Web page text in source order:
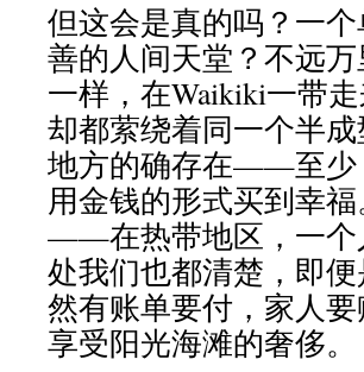
但这会是真的吗？一
善的人间天堂？不远
一样，在Waikiki一带
却都萦绕着同一个半
地方的确存在——至少
用金钱的形式买到幸
——在热带地区，一个
处我们也都清楚，即
然有账单要付，家人
享受阳光海滩的奢侈。